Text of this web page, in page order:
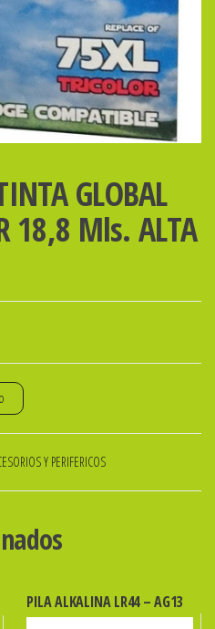
GLOBAL
18,8 Mls. ALTA
Y PERIFERICOS
PILA ALKALINA LR44 – AG13